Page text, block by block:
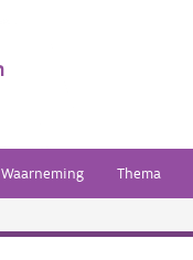
Waarneming Thema